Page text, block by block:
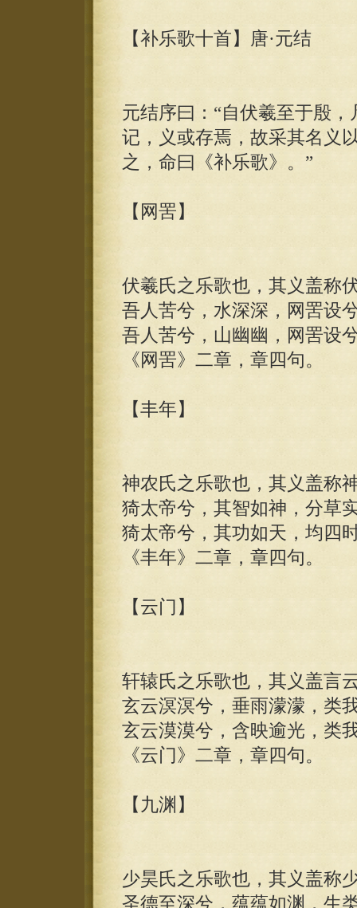
【补乐歌十首】唐·元结
元结序曰：“自伏羲至于殷
记，义或存焉，故采其名义
之，命曰《补乐歌》。”
【网罟】
伏羲氏之乐歌也，其义盖称
吾人苦兮，水深深，网罟设
吾人苦兮，山幽幽，网罟设
《网罟》二章，章四句。
【丰年】
神农氏之乐歌也，其义盖称
猗太帝兮，其智如神，分草
猗太帝兮，其功如天，均四
《丰年》二章，章四句。
【云门】
轩辕氏之乐歌也，其义盖言
玄云溟溟兮，垂雨濛濛，类
玄云漠漠兮，含映逾光，类
《云门》二章，章四句。
【九渊】
少昊氏之乐歌也，其义盖称
圣德至深兮，蕴蕴如渊，生